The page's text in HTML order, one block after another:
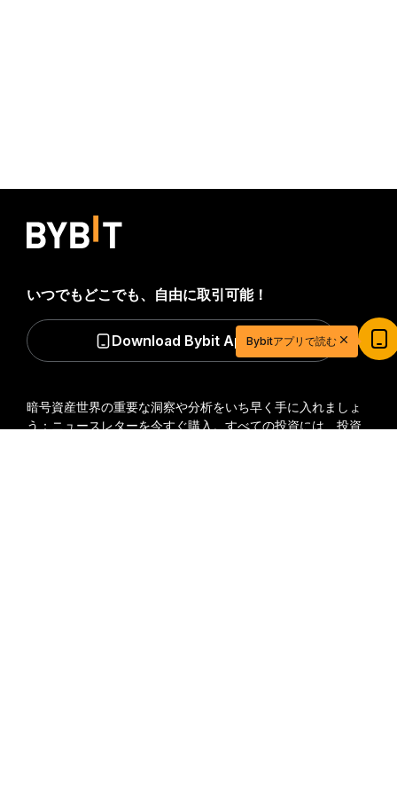
暗号資産世界の重要な洞察や分析をいち早く手に入れましょ
う：ニュースレターを今すぐ購入。 すべての投資には、投資
いつでもどこでも、自由に取引可能！
Download Bybit AppBybitアプリで読む